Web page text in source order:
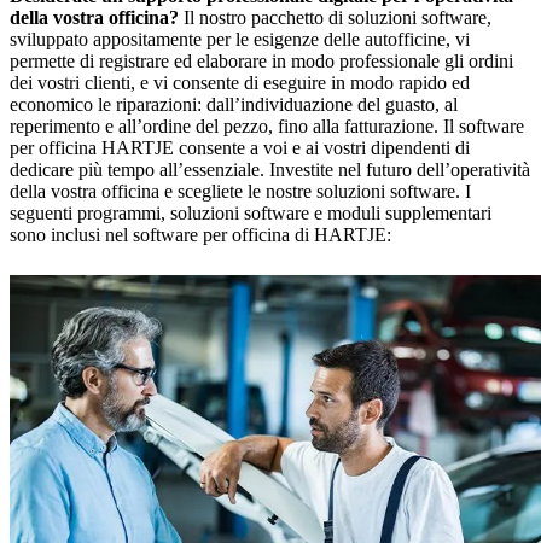
della vostra officina? Il nostro pacchetto di soluzioni software,
sviluppato appositamente per le esigenze delle autofficine, vi
permette di registrare ed elaborare in modo professionale gli ordini
dei vostri clienti, e vi consente di eseguire in modo rapido ed
economico le riparazioni: dall’individuazione del guasto, al
reperimento e all’ordine del pezzo, fino alla fatturazione. Il software
per officina HARTJE consente a voi e ai vostri dipendenti di
dedicare più tempo all’essenziale. Investite nel futuro dell’operatività
della vostra officina e scegliete le nostre soluzioni software. I
seguenti programmi, soluzioni software e moduli supplementari
sono inclusi nel software per officina di HARTJE: